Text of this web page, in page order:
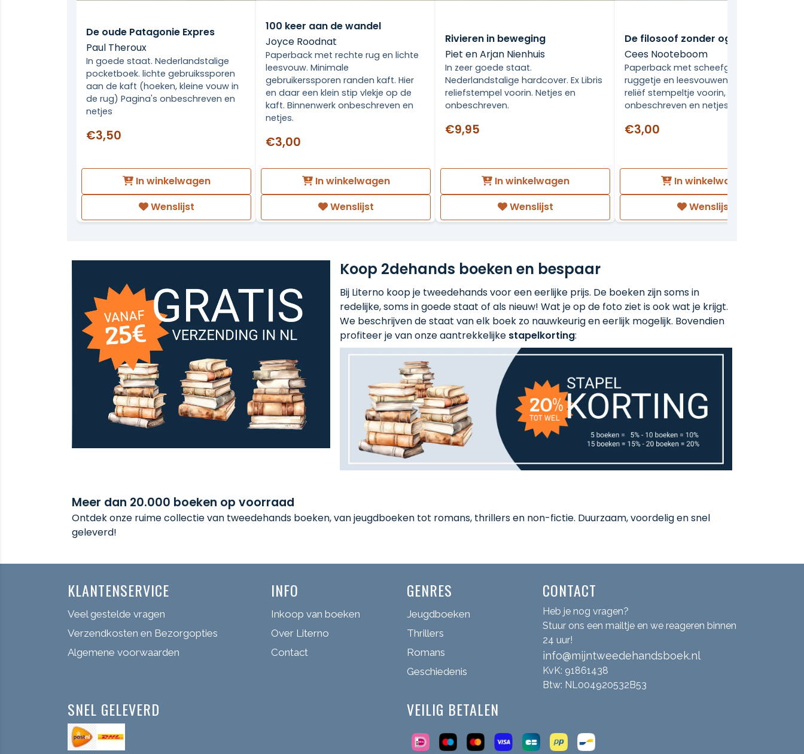
De oude Patagonie Expres
Paul Theroux
In goede staat. Nederlandstalige
pocketboek. lichte gebruikssporen
aan de kaft (hoeken, kleine vouw in
de rug) Pagina's onbeschreven en
netjes
€3,50
In winkelwagen
Wenslijst
100 keer aan de wandel
Joyce Roodnat
Paperback met rechte rug en lichte
leesvouw. Minimale
gebruikerssporen randen kaft. Hier
en daar een klein stip vlekje op de
kaft. Binnenwerk onbeschreven en
netjes.
€3,00
In winkelwagen
Wenslijst
Rivieren in beweging
Piet en Arjan Nienhuis
In zeer goede staat.
Nederlandstalige hardcover. Ex Libris
reliefstempel voorin. Netjes en
onbeschreven.
€9,95
In winkelwagen
Wenslijst
De filosoof zonder ogen
Cees Nooteboom
Paperback met scheefgelezen
ruggetje en leesvouwen. Ex-libris
reliëf stempeltje voorin, verder
onbeschreven en netjes.
€3,00
In winkelwagen
Wenslijst
Koop 2dehands boeken en bespaar
Bij Literno koop je tweedehands voor een eerlijke prijs. De boeken zijn soms in
redelijke, soms in goede staat of als nieuw! Wat je op de foto ziet is ook wat je krijgt.
We beschrijven de staat van elk boek zo nauwkeurig en eerlijk mogelijk. Bovendien
profiteer je van onze aantrekkelijke stapelkorting:
Meer dan 20.000 boeken op voorraad
Ontdek onze ruime collectie van tweedehands boeken, van jeugdboeken tot romans, thrillers en non-fictie. Duurzaam, voordelig en snel
geleverd!
KLANTENSERVICE
Veel gestelde vragen
Verzendkosten en Bezorgopties
Algemene voorwaarden
INFO
Inkoop van boeken
Over Literno
Contact
GENRES
Jeugdboeken
Thrillers
Romans
Geschiedenis
CONTACT
Heb je nog vragen?
Stuur ons een mailtje en we reageren binnen
24 uur!
info@mijntweedehandsboek.nl
KvK: 91861438
Btw: NL004920532B53
SNEL GELEVERD VEILIG BETALEN